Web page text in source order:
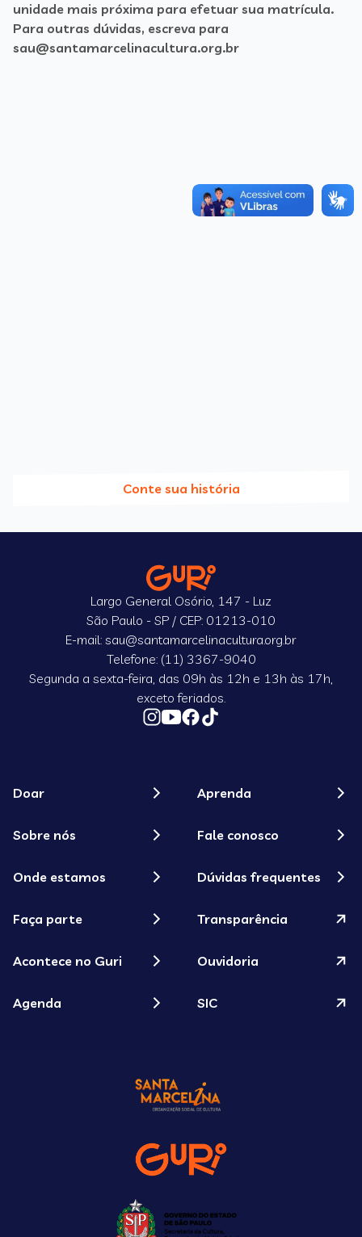
unidade mais próxima para efetuar sua matrícula.
Para outras dúvidas, escreva para
sau@santamarcelinacultura.org.br
Conte sua história
Largo General Osório, 147 - Luz
São Paulo - SP / CEP: 01213-010
E-mail: sau@santamarcelinacultura.org.br
Telefone: (11) 3367-9040
Segunda a sexta-feira, das 09h às 12h e 13h às 17h,
exceto feriados.
Doar
Sobre nós
Onde estamos
Faça parte
Acontece no Guri
Agenda
Aprenda
Fale conosco
Dúvidas frequentes
Transparência
Ouvidoria
SIC